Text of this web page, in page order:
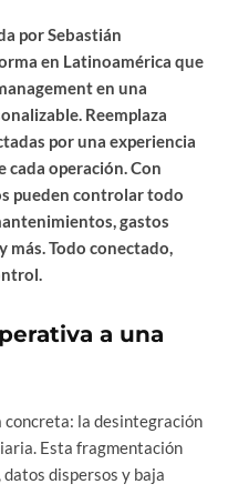
por Sebastián
en Latinoamérica que
en una
Reemplaza
por una experiencia
cada operación. Con
pueden controlar todo
gastos
más. Todo conectado,
a una
concreta: la desintegración
Esta fragmentación
dispersos y baja